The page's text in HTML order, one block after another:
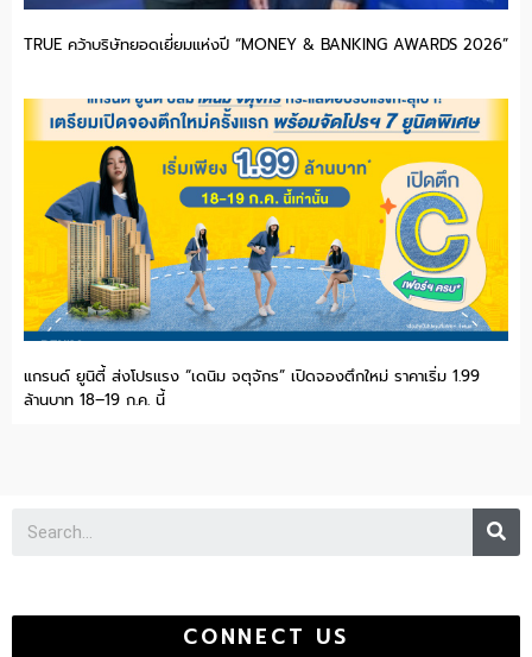
TRUE คว้าบริษัทยอดเยี่ยมแห่งปี “MONEY & BANKING AWARDS 2026”
แกรนด์ ยูนิตี้ ส่งโปรแรง “เดนิม จตุจักร” เปิดจองตึกใหม่ ราคาเริ่ม 1.99
ล้านบาท 18–19 ก.ค. นี้
CONNECT US